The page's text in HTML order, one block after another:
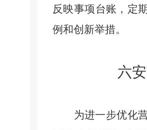
反映事项台账，定
例和创新举措。
六
为进一步优化